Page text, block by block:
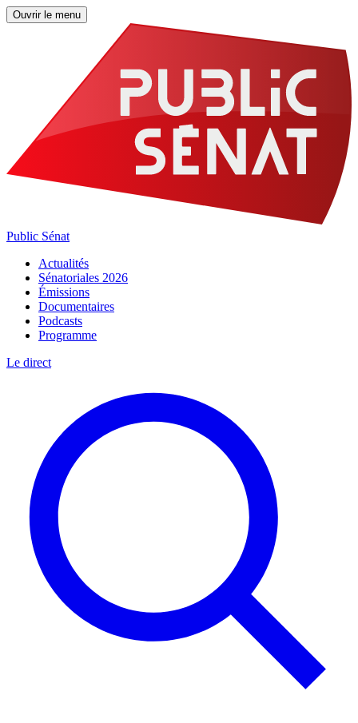
Ouvrir le menu
Public Sénat
Actualités
Sénatoriales 2026
Émissions
Documentaires
Podcasts
Programme
Le direct